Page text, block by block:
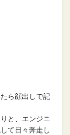
ら顔出しで記
と、エンジニ
て日々奔走し